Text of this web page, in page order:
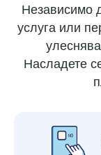
Независимо
услуга или
Насладете